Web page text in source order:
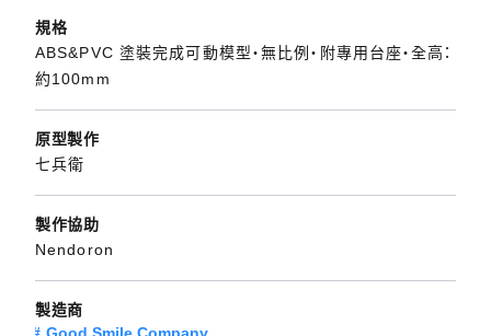
規格
ABS&PVC 塗裝完成可動模型・無比例・附專用台座・全高：
約100mm
原型製作
七兵衛
製作協助
Nendoron
製造商
Good Smile Company